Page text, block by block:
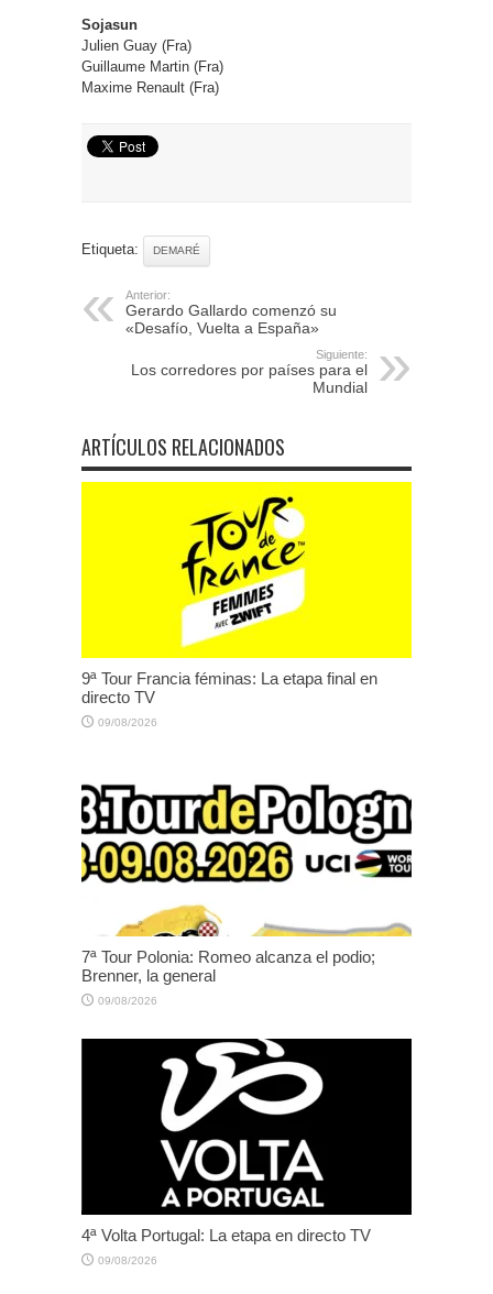
Sojasun
Julien Guay (Fra)
Guillaume Martin (Fra)
Maxime Renault (Fra)
Etiqueta: DEMARÉ
Anterior:
Gerardo Gallardo comenzó su
«Desafío, Vuelta a España»
Siguiente:
Los corredores por países para el
Mundial
ARTÍCULOS RELACIONADOS
9ª Tour Francia féminas: La etapa final en
directo TV
09/08/2026
7ª Tour Polonia: Romeo alcanza el podio;
Brenner, la general
09/08/2026
4ª Volta Portugal: La etapa en directo TV
09/08/2026